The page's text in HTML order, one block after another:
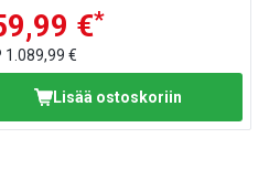
€*
1.089,99 €
Lisää ostoskoriin